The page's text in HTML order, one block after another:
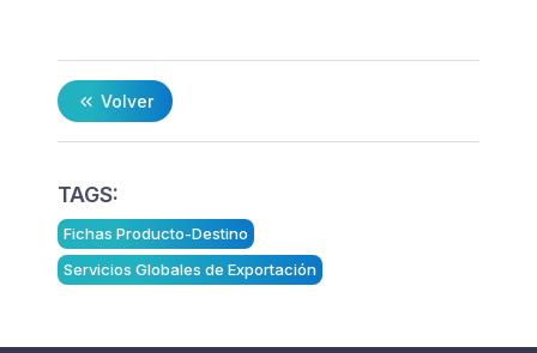
Volver
TAGS:
Fichas Producto-Destino
Servicios Globales de Exportación